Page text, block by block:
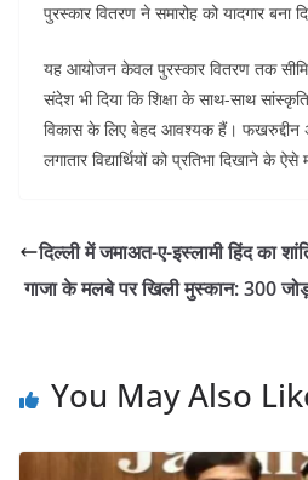
पुरस्कार वितरण ने समारोह को यादगार बना
यह आयोजन केवल पुरस्कार वितरण तक
संदेश भी दिया कि शिक्षा के साथ-साथ
विकास के लिए बेहद आवश्यक हैं। फखरुद्दीन
लगातार विद्यार्थियों को प्रतिभा दिखाने के
दिल्ली में जमाअत-ए-इस्लामी हिंद का
गाजा के मलबे पर खिली मुस्कान: 300
You May Also